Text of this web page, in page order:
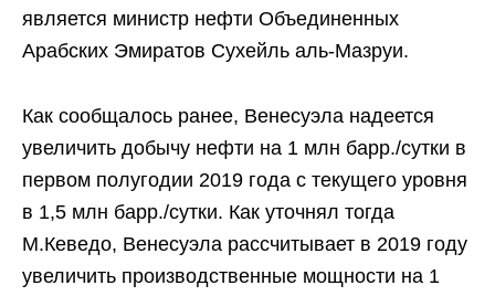
является министр нефти Объединенных
Арабских Эмиратов Сухейль аль-Мазруи.
Как сообщалось ранее, Венесуэла надеется
увеличить добычу нефти на 1 млн барр./сутки в
первом полугодии 2019 года с текущего уровня
в 1,5 млн барр./сутки. Как уточнял тогда
М.Кеведо, Венесуэла рассчитывает в 2019 году
увеличить производственные мощности на 1